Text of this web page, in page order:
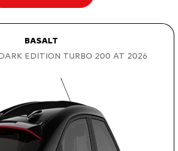
BASALT
EDITION TURBO 200 AT 2026